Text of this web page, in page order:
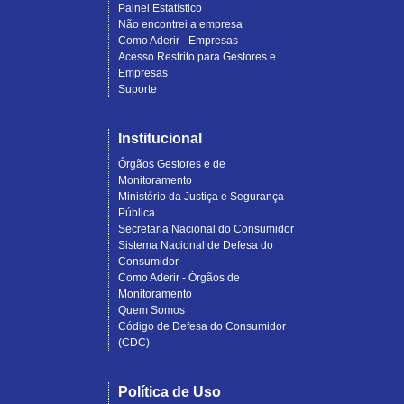
Painel Estatístico
Não encontrei a empresa
Como Aderir - Empresas
Acesso Restrito para Gestores e
Empresas
Suporte
Institucional
Órgãos Gestores e de
Monitoramento
Ministério da Justiça e Segurança
Pública
Secretaria Nacional do Consumidor
Sistema Nacional de Defesa do
Consumidor
Como Aderir - Órgãos de
Monitoramento
Quem Somos
Código de Defesa do Consumidor
(CDC)
Política de Uso